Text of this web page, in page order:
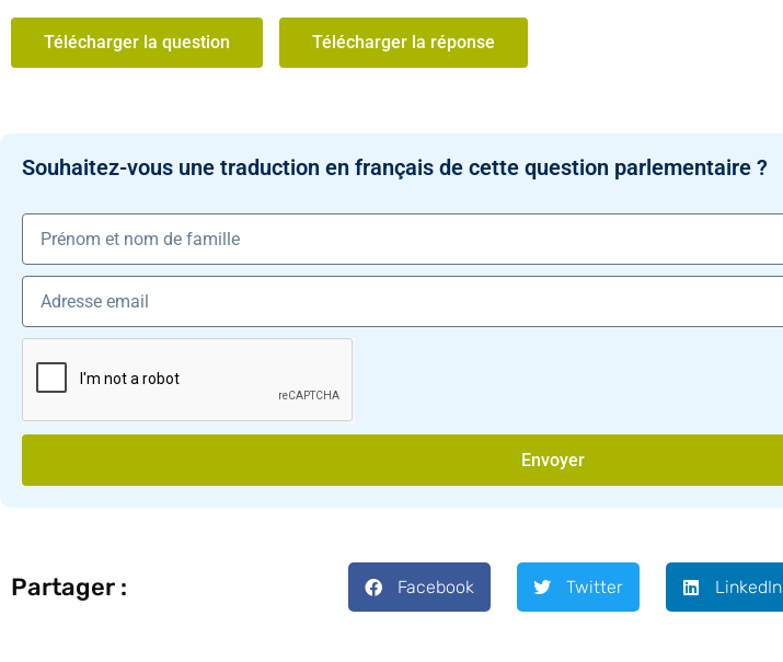
Télécharger la question Télécharger la réponse
Souhaitez-vous une traduction en français de cette question parlementaire ?
Envoyer
Partager : Facebook Twitter LinkedIn